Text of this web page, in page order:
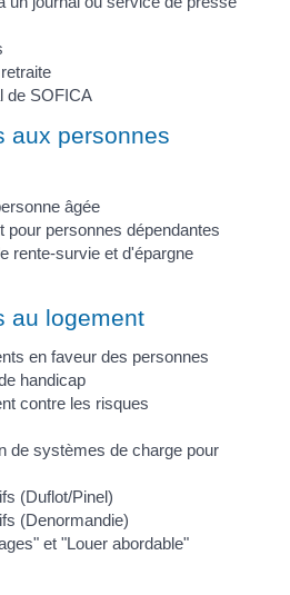
de SOFICA
aux personnes
âgée
pour personnes dépendantes
rente-survie et d'épargne
au logement
en faveur des personnes
handicap
contre les risques
de systèmes de charge pour
(Duflot/Pinel)
(Denormandie)
et "Louer abordable"